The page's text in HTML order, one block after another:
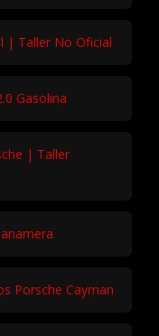
| Taller No Oficial
Gasolina
| Taller
Porsche Cayman